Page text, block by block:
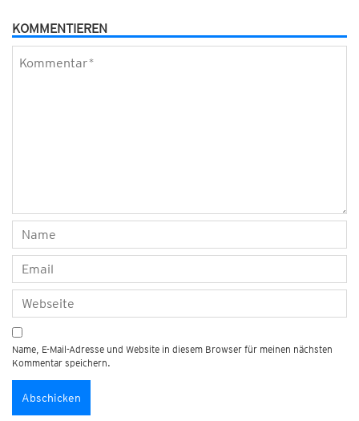
KOMMENTIEREN
Name, E-Mail-Adresse und Website in diesem Browser für meinen nächsten
Kommentar speichern.